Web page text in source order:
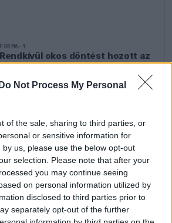
Do Not Process My Personal
of the sale, sharing to third parties, or
or sensitive information for
us, please use the below opt-out
selection. Please note that after your
you may continue seeing
on personal information utilized by
disclosed to third parties prior to
separately opt-out of the further
FORMA-1
Rendkívül okos döntést hozott az
Aston Martin az F1-ben
FORMA-1
Különös szövetség segítheti
Esteban Ocon Aston Martinhoz
igazolását